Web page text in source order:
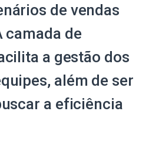
de vendas
camada de
a gestão dos
além de ser
a eficiência